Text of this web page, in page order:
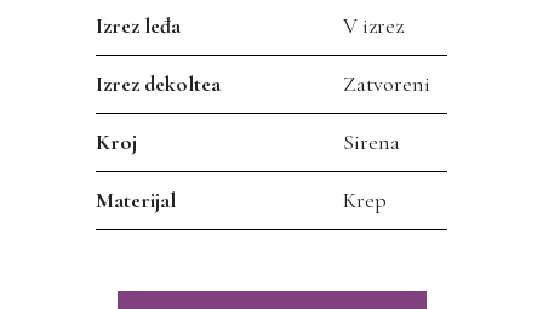
Izrez leđa V izrez
Izrez dekoltea Zatvoreni
Kroj Sirena
Materijal Krep